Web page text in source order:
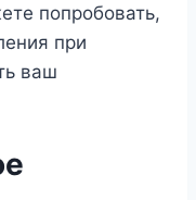
попробовать,
при
ваш